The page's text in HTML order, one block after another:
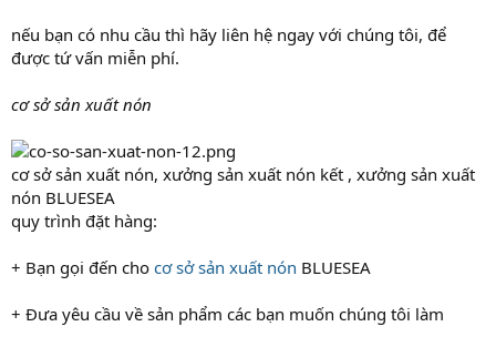
nếu bạn có nhu cầu thì hãy liên hệ ngay với chúng tôi, để
được tứ vấn miễn phí.
cơ sở sản xuất nón
cơ sở sản xuất nón, xưởng sản xuất nón kết , xưởng sản xuất
nón BLUESEA
quy trình đặt hàng:
+ Bạn gọi đến cho cơ sở sản xuất nón BLUESEA
+ Đưa yêu cầu về sản phẩm các bạn muốn chúng tôi làm